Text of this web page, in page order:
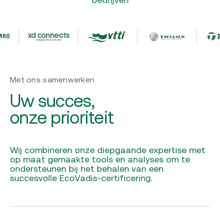
Met ons samenwerken
Uw succes,
onze prioriteit
Wij combineren onze diepgaande expertise met
op maat gemaakte tools en analyses om te
ondersteunen bij het behalen van een
succesvolle EcoVadis-certificering.